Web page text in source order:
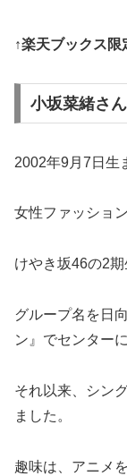
↑楽天ブックス限
小坂菜緒さ
2002年9月7日生
女性ファッショ
けやき坂46の2期
グループ名を日
ン』でセンターに
それ以来、シン
ました。
趣味は、アニメ